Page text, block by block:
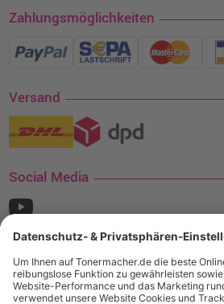
Zahlungsmöglichkeiten
Versand
Social Media
¹ Nur gültig für den Versand innerhalb
von mindestens 35€ (inkl. Mwst.) an Ampertec
Versand für Sie kostenfrei.